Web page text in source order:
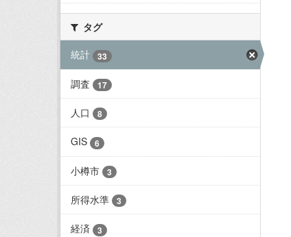
タグ
統計
33
調査 17
人口 8
GIS 6
小樽市 3
所得水準 3
経済 3